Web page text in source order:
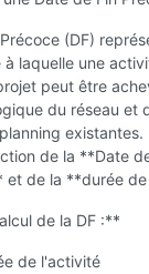
(DF)
laquelle une
peut être
du réseau et
existantes.
de la **Date
et de la **durée
de la DF :**
de l'activité